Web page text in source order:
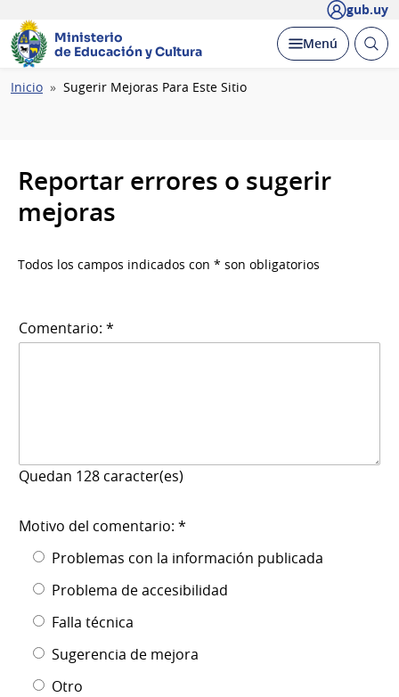
gub.uy
Ministerio
de Educación y Cultura
Desplegar
Menú Abrir
Ruta
Inicio Sugerir Mejoras Para Este Sitio
Reportar errores o sugerir
mejoras
Todos los campos indicados con * son obligatorios
Comentario: *
Quedan 128 caracter(es)
Motivo del comentario: *
Problemas con la información publicada
Problema de accesibilidad
Falla técnica
Sugerencia de mejora
Otro